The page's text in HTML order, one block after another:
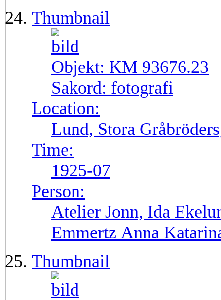
Thumbnail
Objekt: KM 93676.23
Sakord: fotografi
Location:
Lund, Stora
Time:
1925-07
Person:
Atelier Jonn, Ida
Emmertz Anna
Thumbnail